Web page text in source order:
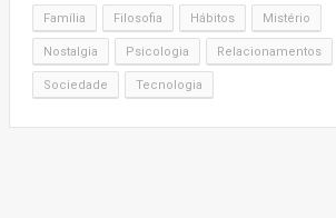
Família Filosofia Hábitos Mistério
Nostalgia Psicologia Relacionamentos
Sociedade Tecnologia